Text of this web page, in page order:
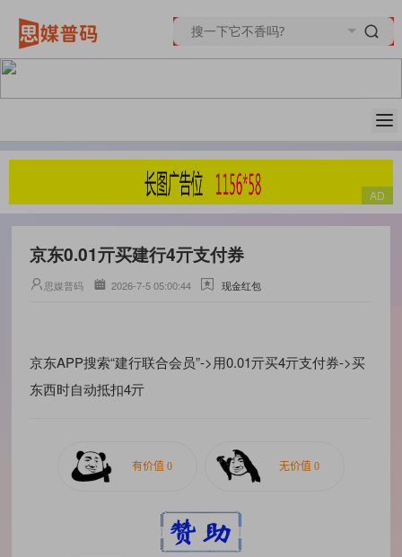
京东0.01亓买建行4亓支付券
思媒普码 2026-7-5 05:00:44 现金红包
京东APP搜索“建行联合会员”->用0.01亓买4亓支付券->买
东西时自动抵扣4亓